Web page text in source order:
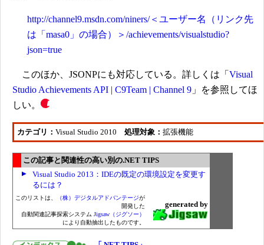
http://channel9.msdn.com/niners/＜ユーザー名（リンク先
は「masa0」の場合）＞/achievements/visualstudio?
json=true
このほか、JSONPにも対応している。詳しくは「 Visual
Studio Achievements API | C9Team | Channel 9 」を参照してほ
しい。
カテゴリ： Visual Studio 2010 処理対象： 拡張機能
この記事と関連性の高い別の.NET TIPS
Visual Studio 2013：IDEの既定の環境設定を変更す
るには？
このリストは、 （株）デジタルアドバンテージが
開発した
自動関連記事探索システム Jigsaw（ジグソー）
により自動抽出したものです。
generated by